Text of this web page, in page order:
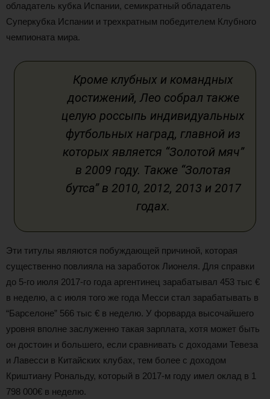
обладатель кубка Испании, семикратный обладатель
Суперкубка Испании и трехкратным победителем Клубного
чемпионата мира.
Кроме клубных и командных
достижений, Лео собрал также
целую россыпь индивидуальных
футбольных наград, главной из
которых является “Золотой мяч”
в 2009 году. Также “Золотая
бутса” в 2010, 2012, 2013 и 2017
годах.
Эти титулы являются побуждающей причиной, которая
существенно повлияла на заработок Лионеля. Для справки
до 5-го июля 2017-го года аргентинец зарабатывал 453 тыс €
в неделю, а с июля того же года Месси стал зарабатывать в
“Барселоне” 566 тыс € в неделю. У форварда высочайшего
уровня вполне заслуженно такая зарплата, хотя может быть
он достоин и большего, если сравнивать с доходами Тевеза
и Лавесси в Китайских клубах, тем более с доходом
Криштиану Рональду, который в 2017-м году имел оклад в 1
798 000€ в неделю.